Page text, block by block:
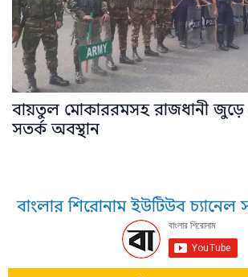
বায়তুল মোকাররমসহ রাজধানী জুড়ে
সতর্ক অবস্থান
বাংলার শিরোনাম ইউটিউব চ্যানেল